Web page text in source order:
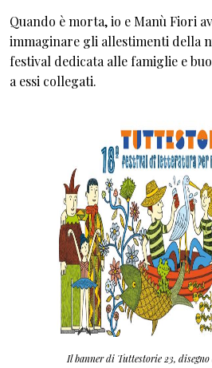
Quando è morta, io e Manù Fiori
immaginare gli allestimenti della
festival dedicata alle famiglie e
a essi collegati.
Il banner di Tuttestorie 23,